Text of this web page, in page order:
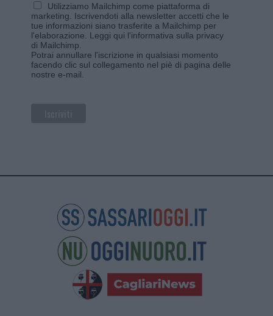
Utilizziamo Mailchimp come piattaforma di
marketing. Iscrivendoti alla newsletter accetti che le
tue informazioni siano trasferite a Mailchimp per
l'elaborazione. Leggi qui l'informativa sulla privacy
di Mailchimp
Potrai annullare l'iscrizione in qualsiasi momento
facendo clic sul collegamento nel piè di pagina delle
nostre e-mail.